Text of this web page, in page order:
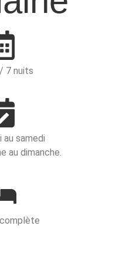
7 nuits
au samedi
au dimanche.